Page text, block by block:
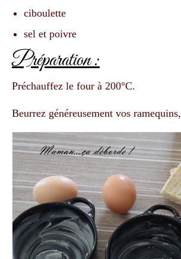
ciboulette
sel et poivre
Préparation :
Préchauffez le four à 200°C.
Beurrez généreusement vos ramequins,